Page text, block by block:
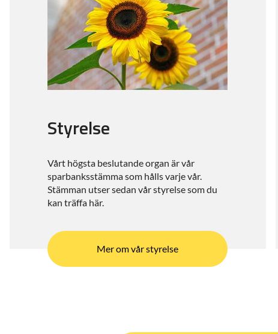
Styrelse
Vårt högsta beslutande organ är vår
sparbanksstämma som hålls varje vår.
Stämman utser sedan vår styrelse som du
kan träffa här.
Mer om vår styrelse